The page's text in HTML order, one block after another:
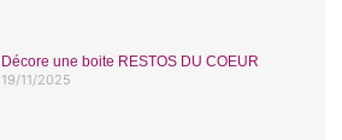
Décore une boite RESTOS DU COEUR
19/11/2025